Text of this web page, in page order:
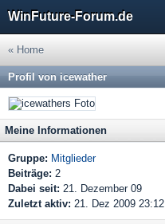
WinFuture-Forum.de
« Home
Profil von icewather
Meine Informationen
Gruppe: Mitglieder
Beiträge: 2
Dabei seit: 21. Dezember 09
Zuletzt aktiv: 21. Dez 2009 23:12